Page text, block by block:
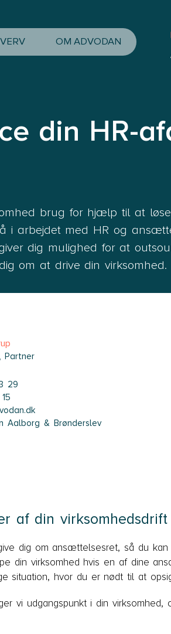
OM ADVODAN
din HR-
brug for hjælp til at
i arbejdet med HR og
dig mulighed for at
om at drive din
Partner
29
Aalborg & Brønderslev
af din virksomhedsdrift
dig om ansættelsesret, så du
din virksomhed hvis en af dine
situation, hvor du er nødt til at
vi udgangspunkt i din